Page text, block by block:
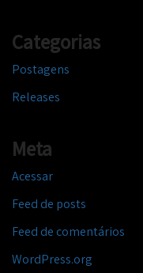
Categorias
Postagens
Releases
Meta
Acessar
Feed de posts
Feed de comentários
WordPress.org